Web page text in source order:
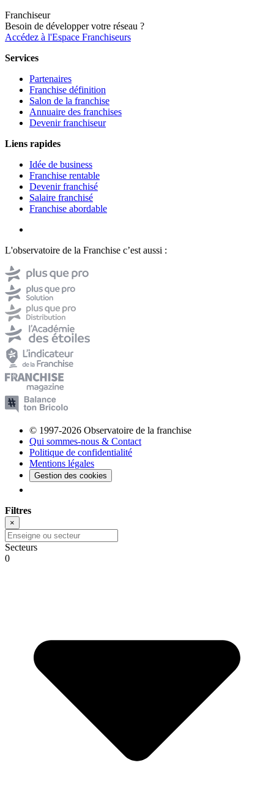
Franchiseur
Besoin de développer votre réseau ?
Accédez à l'Espace Franchiseurs
Services
Partenaires
Franchise définition
Salon de la franchise
Annuaire des franchises
Devenir franchiseur
Liens rapides
Idée de business
Franchise rentable
Devenir franchisé
Salaire franchisé
Franchise abordable
L'observatoire de la Franchise c’est aussi :
© 1997-2026 Observatoire de la franchise
Qui sommes-nous & Contact
Politique de confidentialité
Mentions légales
Gestion des cookies
Filtres
×
Secteurs
0